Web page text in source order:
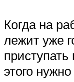
Когда на
лежит уже
этого